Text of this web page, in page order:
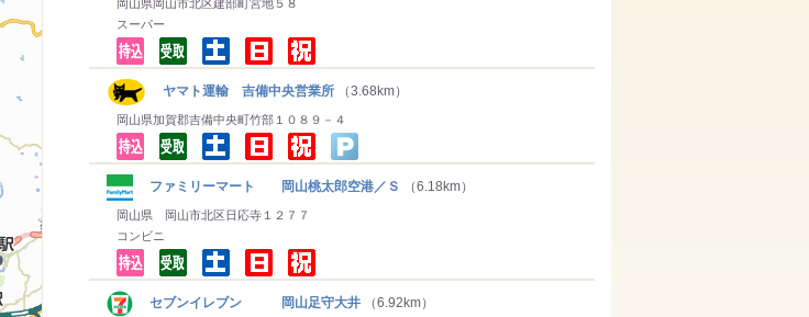
岡山県岡山市北区建部町宮地５８
スーパー
ヤマト運輸 吉備中央営業所 （3.68km）
岡山県加賀郡吉備中央町竹部１０８９－４
ファミリーマート 岡山桃太郎空港／Ｓ （6.18km）
岡山県 岡山市北区日応寺１２７７
コンビニ
セブンイレブン 岡山足守大井 （6.92km）